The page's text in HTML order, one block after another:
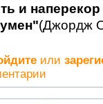
и
(Джордж
или